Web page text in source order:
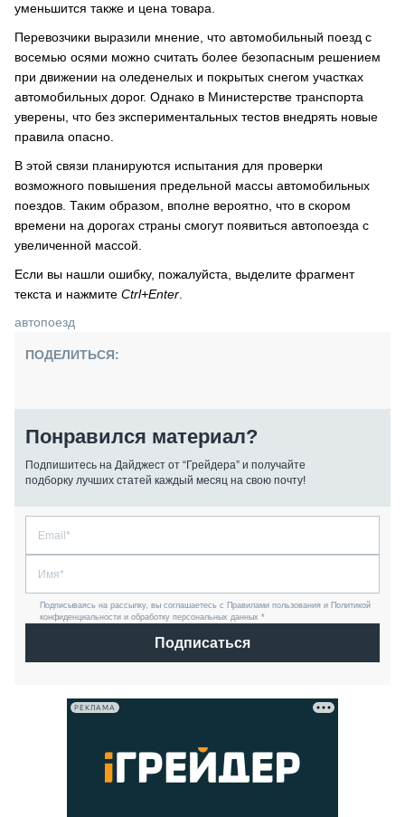
уменьшится также и цена товара.
Перевозчики выразили мнение, что автомобильный поезд с
восемью осями можно считать более безопасным решением
при движении на оледенелых и покрытых снегом участках
автомобильных дорог. Однако в Министерстве транспорта
уверены, что без экспериментальных тестов внедрять новые
правила опасно.
В этой связи планируются испытания для проверки
возможного повышения предельной массы автомобильных
поездов. Таким образом, вполне вероятно, что в скором
времени на дорогах страны смогут появиться автопоезда с
увеличенной массой.
Если вы нашли ошибку, пожалуйста, выделите фрагмент
текста и нажмите Ctrl+Enter
автопоезд
ПОДЕЛИТЬСЯ:
Понравился материал?
Подпишитесь на Дайджест от “Грейдера” и получайте
подборку лучших статей каждый месяц на свою почту!
Подписываясь на рассылку, вы соглашаетесь с Правилами пользования и Политикой
конфиденциальности и обработку персональных данных *
Подписаться
РЕКЛАМА